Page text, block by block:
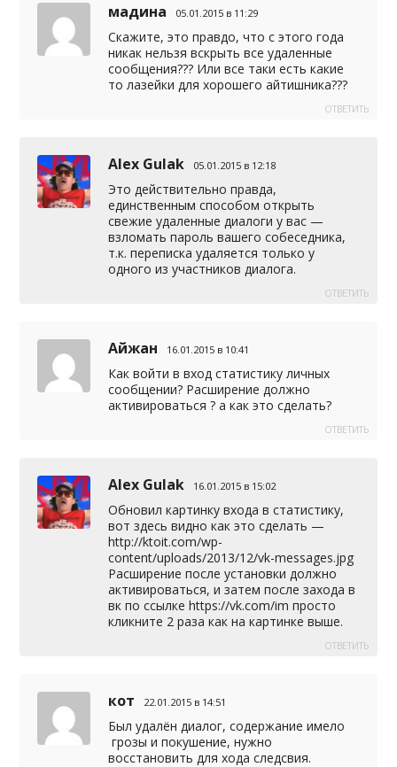
мадина 05.01.2015 в 11:29
Скажите, это правдо, что с этого года
никак нельзя вскрыть все удаленные
сообщения??? Или все таки есть какие
то лазейки для хорошего айтишника???
ОТВЕТИТЬ
Alex Gulak 05.01.2015 в 12:18
Это действительно правда,
единственным способом открыть
свежие удаленные диалоги у вас —
взломать пароль вашего собеседника,
т.к. переписка удаляется только у
одного из участников диалога.
ОТВЕТИТЬ
Айжан 16.01.2015 в 10:41
Как войти в вход статистику личных
сообщении? Расширение должно
активироваться ? а как это сделать?
ОТВЕТИТЬ
Alex Gulak 16.01.2015 в 15:02
Обновил картинку входа в статистику,
вот здесь видно как это сделать —
http://ktoit.com/wp-
content/uploads/2013/12/vk-messages.jpg
Расширение после установки должно
активироваться, и затем после захода в
вк по ссылкеhttps://vk.com/im просто
кликните 2 раза как на картинке выше.
ОТВЕТИТЬ
кот 22.01.2015 в 14:51
Был удалён диалог, содержание имело
грозы и покушение, нужно
восстановить для хода следсвия.